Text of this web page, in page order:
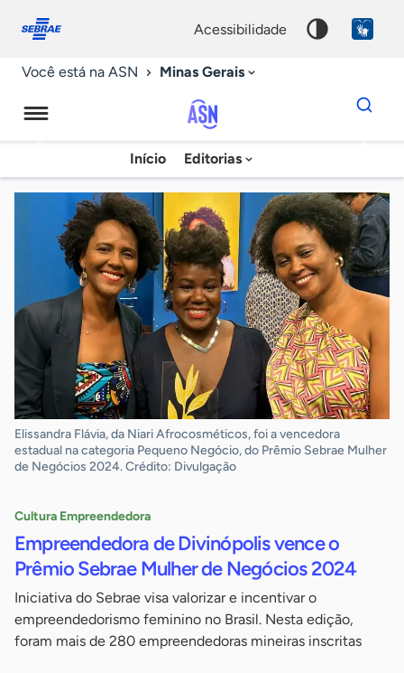
conosco
acessibilidade
Você está na ASN Minas Gerais
Agência
Sebrae
de
Notícias
Início Editorias
Dados
para
chave
Elissandra Flávia, da Niari Afrocosméticos, foi a vencedora
estadual na categoria Pequeno Negócio, do Prêmio Sebrae Mulher
de Negócios 2024. Crédito: Divulgação
Cultura Empreendedora
Empreendedora de Divinópolis vence o
Prêmio Sebrae Mulher de Negócios 2024
Iniciativa do Sebrae visa valorizar e incentivar o
empreendedorismo feminino no Brasil. Nesta edição,
foram mais de 280 empreendedoras mineiras inscritas